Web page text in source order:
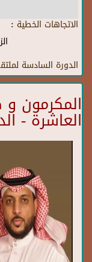
الاتجاهات الخطية :
الدورة السادسة
المكرمون
العاشرة -